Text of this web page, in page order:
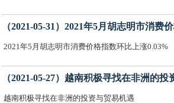
（2021-05-31）2021年5月胡志明市消费
2021年5月胡志明市消费价格指数环比上涨0.03%
（2021-05-27）越南积极寻找在非洲的投
越南积极寻找在非洲的投资与贸易机遇